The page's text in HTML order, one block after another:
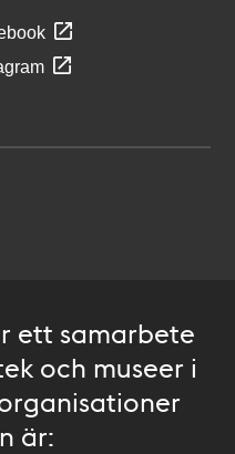
ett samarbete
och museer i
är: